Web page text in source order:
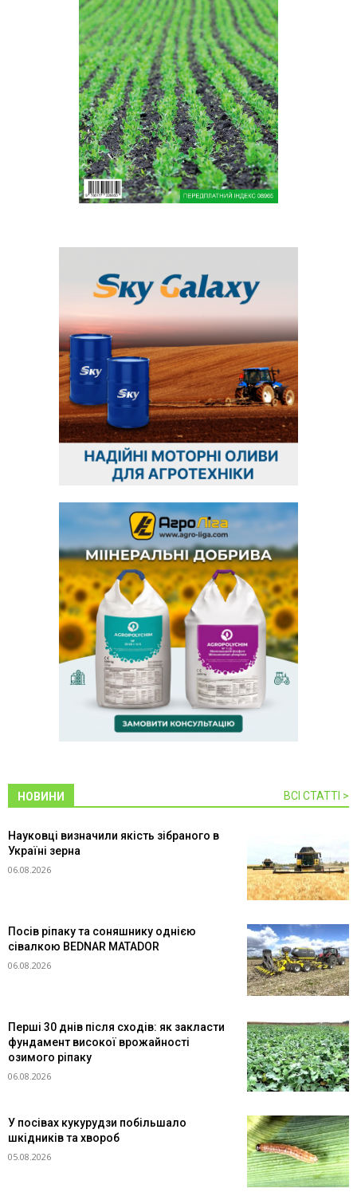
НОВИНИ ВСІ СТАТТІ >
Науковці визначили якість зібраного в
Україні зерна
06.08.2026
Посів ріпаку та соняшнику однією
сівалкою BEDNAR MATADOR
06.08.2026
Перші 30 днів після сходів: як закласти
фундамент високої врожайності
озимого ріпаку
06.08.2026
У посівах кукурудзи побільшало
шкідників та хвороб
05.08.2026